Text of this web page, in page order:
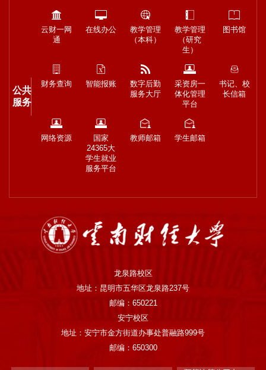
公共
服务
云财一网
通
在线办公
教学管理
（本科）
教学管理
（研究
生）
图书馆
财务查询 智能报账
数字后勤
服务大厅
采资房一
体化管理
平台
书记、校
长信箱
网络资源
国家
24365大
学生就业
服务平台
教师邮箱 学生邮箱
龙泉路校区
地址：昆明市五华区龙泉路237号
邮编：650221
安宁校区
地址：安宁市金方街道办事处普融路999号
邮编：650300